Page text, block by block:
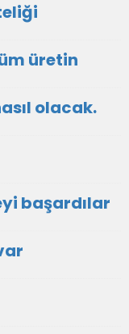
üretin
olacak.
başardılar